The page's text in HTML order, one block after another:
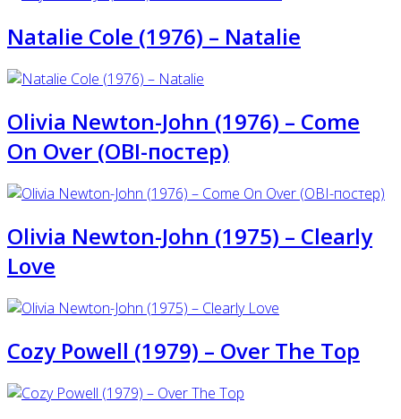
Natalie Cole (1976) – Natalie
Olivia Newton-John (1976) ‎– Come
On Over (OBI-постер)
Olivia Newton-John (1975) – Clearly
Love
Cozy Powell (1979) – Over The Top